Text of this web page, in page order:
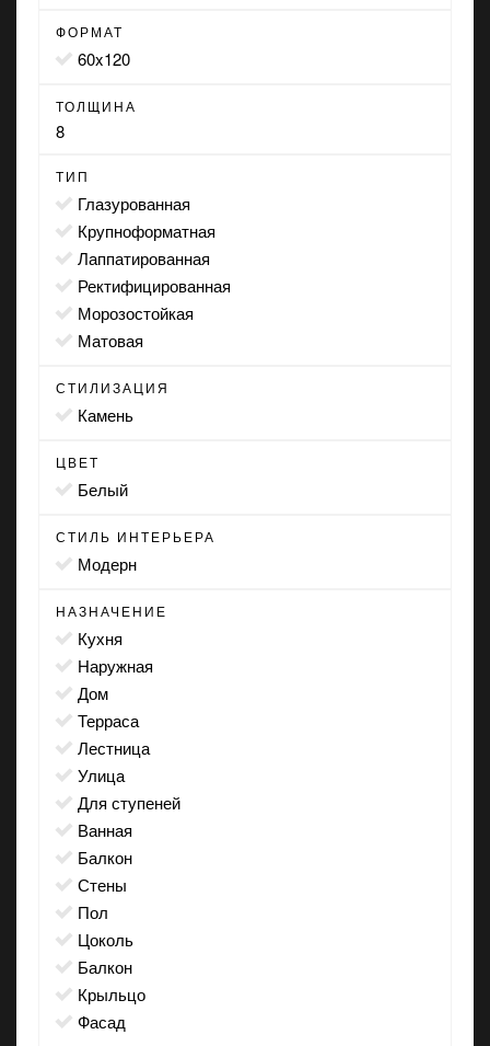
ФОРМАТ
60x120
ТОЛЩИНА
8
ТИП
глазурованная
крупноформатная
лаппатированная
ректифицированная
морозостойкая
матовая
СТИЛИЗАЦИЯ
камень
ЦВЕТ
белый
СТИЛЬ ИНТЕРЬЕРА
модерн
НАЗНАЧЕНИЕ
кухня
наружная
дом
терраса
лестница
улица
для ступеней
ванная
балкон
стены
пол
цоколь
балкон
крыльцо
фасад